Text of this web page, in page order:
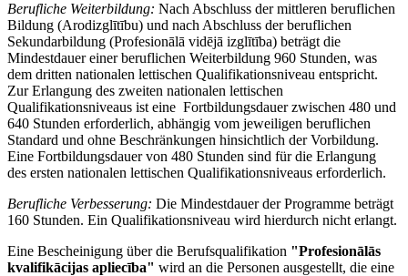
Berufliche Weiterbildung: Nach Abschluss der mittleren beruflichen
Bildung (Arodizglītību) und nach Abschluss der beruflichen
Sekundarbildung (Profesionālā vidējā izglītība) beträgt die
Mindestdauer einer beruflichen Weiterbildung 960 Stunden, was
dem dritten nationalen lettischen Qualifikationsniveau entspricht.
Zur Erlangung des zweiten nationalen lettischen
Qualifikationsniveaus ist eine Fortbildungsdauer zwischen 480 und
640 Stunden erforderlich, abhängig vom jeweiligen beruflichen
Standard und ohne Beschränkungen hinsichtlich der Vorbildung.
Eine Fortbildungsdauer von 480 Stunden sind für die Erlangung
des ersten nationalen lettischen Qualifikationsniveaus erforderlich.
Berufliche Verbesserung: Die Mindestdauer der Programme beträgt
160 Stunden. Ein Qualifikationsniveau wird hierdurch nicht erlangt.
Eine Bescheinigung über die Berufsqualifikation "Profesionālās
kvalifikācijas apliecība" wird an die Personen ausgestellt, die eine